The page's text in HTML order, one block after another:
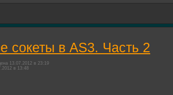
сокеты в AS3. Часть 2
13.07.2012 в 23:19
в 13:48